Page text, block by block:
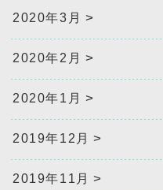
2020年3月
2020年2月
2020年1月
2019年12月
2019年11月